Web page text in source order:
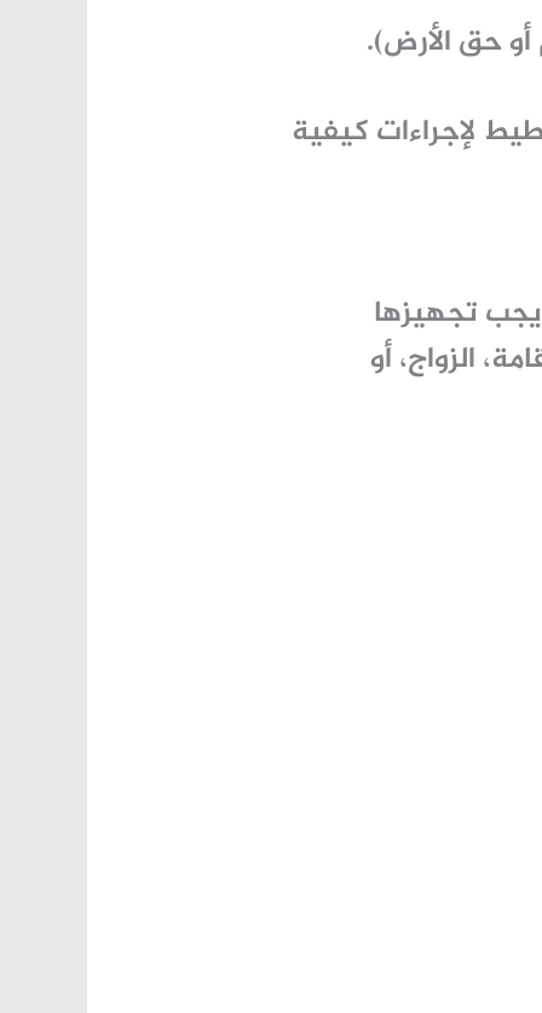
حق الأرض).
لإجراءات كيفية
تجهيزها
الزواج، أو